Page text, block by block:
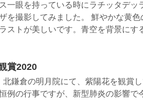
一眼を持っている時にラチッタデッ
を撮影してみました。 鮮やかな黄
ストが美しいです。青空を背景にす
賞2020
北鎌倉の明月院にて、紫陽花を観賞
例の行事ですが、新型肺炎の影響で